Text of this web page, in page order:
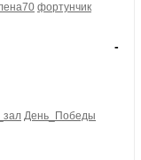
фортунчик
-
День_Победы